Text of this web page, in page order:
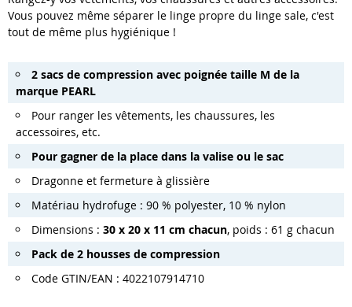
Vous pouvez même séparer le linge propre du linge sale, c'est
tout de même plus hygiénique !
2 sacs de compression avec poignée taille M de la
marque PEARL
Pour ranger les vêtements, les chaussures, les
accessoires, etc.
Pour gagner de la place dans la valise ou le sac
Dragonne et fermeture à glissière
Matériau hydrofuge : 90 % polyester, 10 % nylon
Dimensions : 30 x 20 x 11 cm chacun, poids : 61 g chacun
Pack de 2 housses de compression
Code GTIN/EAN : 4022107914710